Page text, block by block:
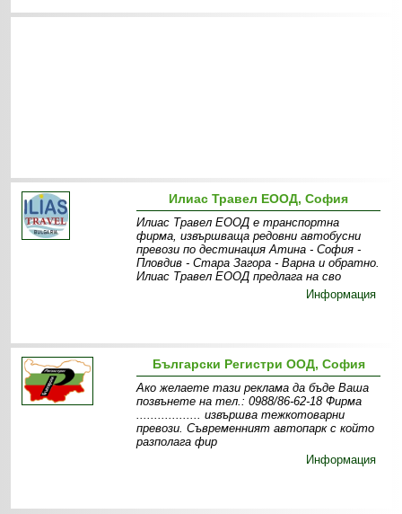
Илиас Травел ЕООД, София
Илиас Травел ЕООД е транспортна
фирма, извършваща редовни автобусни
превози по дестинация Атина - София -
Пловдив - Стара Загора - Варна и обратно.
Илиас Травел ЕООД предлага на сво
Информация
Български Регистри ООД, София
Ако желаете тази реклама да бъде Ваша
позвънете на тел.: 0988/86-62-18 Фирма
.................. извършва тежкотоварни
превози. Съвременният автопарк с който
разполага фир
Информация